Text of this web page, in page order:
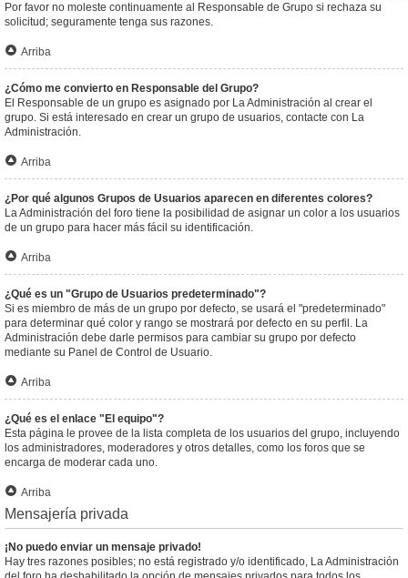
Por favor no moleste continuamente al Responsable de Grupo si rechaza su
solicitud; seguramente tenga sus razones.
Arriba
¿Cómo me convierto en Responsable del Grupo?
El Responsable de un grupo es asignado por La Administración al crear el
grupo. Si está interesado en crear un grupo de usuarios, contacte con La
Administración.
Arriba
¿Por qué algunos Grupos de Usuarios aparecen en diferentes colores?
La Administración del foro tiene la posibilidad de asignar un color a los usuarios
de un grupo para hacer más fácil su identificación.
Arriba
¿Qué es un "Grupo de Usuarios predeterminado"?
Si es miembro de más de un grupo por defecto, se usará el "predeterminado"
para determinar qué color y rango se mostrará por defecto en su perfil. La
Administración debe darle permisos para cambiar su grupo por defecto
mediante su Panel de Control de Usuario.
Arriba
¿Qué es el enlace "El equipo"?
Esta página le provee de la lista completa de los usuarios del grupo, incluyendo
los administradores, moderadores y otros detalles, como los foros que se
encarga de moderar cada uno.
Arriba
Mensajería privada
¡No puedo enviar un mensaje privado!
Hay tres razones posibles; no está registrado y/o identificado, La Administración